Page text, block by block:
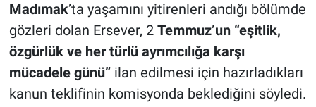
Madımak’ta yaşamını yitirenleri andığı bölümde
gözleri dolan Ersever, 2 Temmuz’un “eşitlik,
özgürlük ve her türlü ayrımcılığa karşı
mücadele günü”ilan edilmesi için hazırladıkları
kanun teklifinin komisyonda beklediğini söyledi.